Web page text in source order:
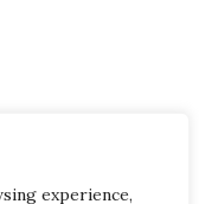
experience,